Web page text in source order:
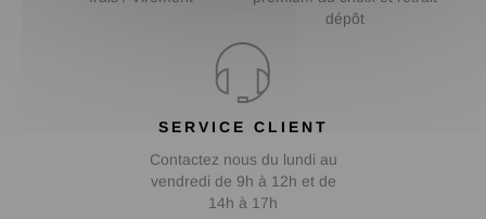
dépôt
SERVICE CLIENT
Contactez nous du lundi au
vendredi de 9h à 12h et de
14h à 17h